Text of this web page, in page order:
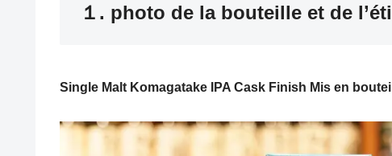
１. photo de la bouteille et de
Single Malt Komagatake IPA Cask Finish Mis en